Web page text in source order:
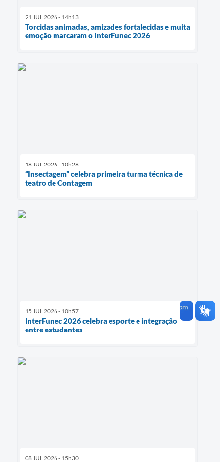
21 JUL 2026 - 14h13
Torcidas animadas, amizades fortalecidas e muita
emoção marcaram o InterFunec 2026
18 JUL 2026 - 10h28
“Insectagem” celebra primeira turma técnica de
teatro de Contagem
15 JUL 2026 - 10h57
InterFunec 2026 celebra esporte e integração
entre estudantes
08 JUL 2026 - 15h30